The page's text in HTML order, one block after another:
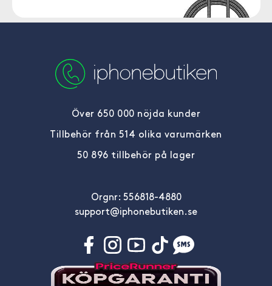
Över 650 000 nöjda kunder
Tillbehör från 514 olika varumärken
50 896 tillbehör på lager
Orgnr: 556818-4880
support@iphonebutiken.se